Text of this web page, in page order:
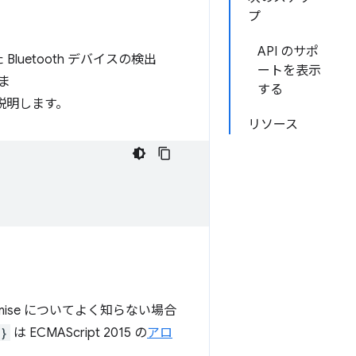
プ
API のサポ
ートを表示
する
リソース
Bluetooth デバイスの検出
します。
についてよく知らない場合
は ECMAScript 2015 のアロ